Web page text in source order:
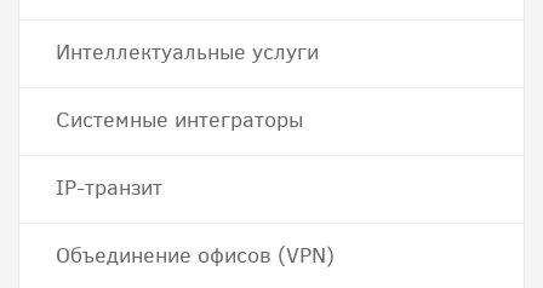
Интеллектуальные услуги
Системные интеграторы
IP-транзит
Объединение офисов (VPN)